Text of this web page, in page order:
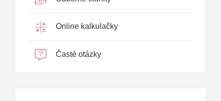
Online kalkulačky
Časté otázky